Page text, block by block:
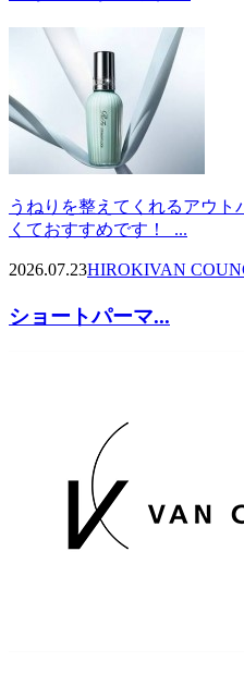
うねりを整えてくれるアウト
くておすすめです！ ...
2026.07.23HIROKIVAN
ショートパーマ...